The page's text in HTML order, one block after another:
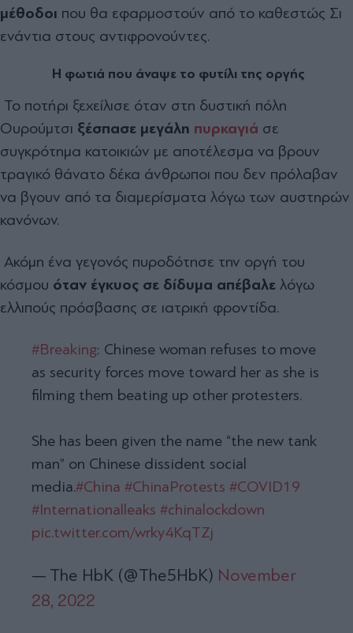
μέθοδοι που θα εφαρμοστούν από το καθεστώς Σι
ενάντια στους αντιφρονούντες.
Η φωτιά που άναψε το φυτίλι της οργής
Το ποτήρι ξεχείλισε όταν στη δυστική πόλη
Ουρούμτσι ξέσπασε μεγάλη πυρκαγιά σε
συγκρότημα κατοικιών με αποτέλεσμα να βρουν
τραγικό θάνατο δέκα άνθρωποι που δεν πρόλαβαν
να βγουν από τα διαμερίσματα λόγω των αυστηρών
κανόνων.
Ακόμη ένα γεγονός πυροδότησε την οργή του
κόσμου όταν έγκυος σε δίδυμα απέβαλε λόγω
ελλιπούς πρόσβασης σε ιατρική φροντίδα.
#Breaking: Chinese woman refuses to move
as security forces move toward her as she is
filming them beating up other protesters.
She has been given the name “the new tank
man” on Chinese dissident social
media.#China #ChinaProtests #COVID19
#Internationalleaks #chinalockdown
pic.twitter.com/wrky4KqTZj
— The HbK (@The5HbK) November
28, 2022